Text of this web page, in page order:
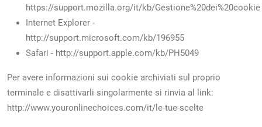
https://support.mozilla.org/it/kb/Gestione%20dei%20cookie
Internet Explorer -
http://support.microsoft.com/kb/196955
Safari - http://support.apple.com/kb/PH5049
Per avere informazioni sui cookie archiviati sul proprio
terminale e disattivarli singolarmente si rinvia al link:
http://www.youronlinechoices.com/it/le-tue-scelte